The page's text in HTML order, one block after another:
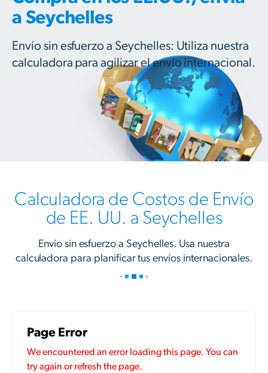
a Seychelles
Envío sin esfuerzo a Seychelles: Utiliza nuestra
calculadora para agilizar el envío internacional.
Calculadora de Costos de Envío
de EE. UU. a Seychelles
Envío sin esfuerzo a Seychelles. Usa nuestra
calculadora para planificar tus envíos internacionales.